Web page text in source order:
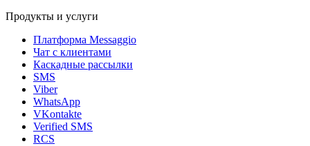
Продукты и услуги
Платформа Messaggio
Чат с клиентами
Каскадные рассылки
SMS
Viber
WhatsApp
VKontakte
Verified SMS
RCS